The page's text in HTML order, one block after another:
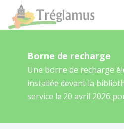
Borne de recharge
Une borne de recharge
installée devant la
service le 20 avril 2026